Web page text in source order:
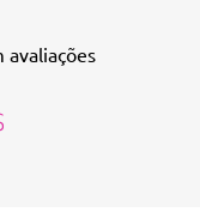
avaliações